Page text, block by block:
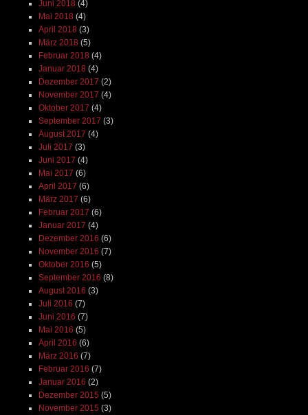
Juni 2018 (4)
Mai 2018 (4)
April 2018 (3)
März 2018 (5)
Februar 2018 (4)
Januar 2018 (4)
Dezember 2017 (2)
November 2017 (4)
Oktober 2017 (4)
September 2017 (3)
August 2017 (4)
Juli 2017 (3)
Juni 2017 (4)
Mai 2017 (6)
April 2017 (6)
März 2017 (6)
Februar 2017 (6)
Januar 2017 (4)
Dezember 2016 (6)
November 2016 (7)
Oktober 2016 (5)
September 2016 (8)
August 2016 (3)
Juli 2016 (7)
Juni 2016 (7)
Mai 2016 (5)
April 2016 (6)
März 2016 (7)
Februar 2016 (7)
Januar 2016 (2)
Dezember 2015 (5)
November 2015 (3)